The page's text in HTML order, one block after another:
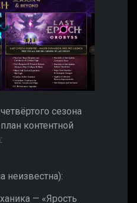
сезона
контентной
неизвестна):
— «Ярость